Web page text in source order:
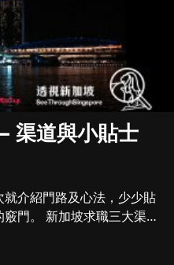
渠道與小貼士
介紹門路及心法，少少貼
職三大渠